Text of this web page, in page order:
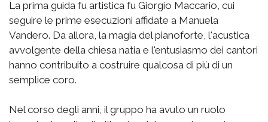
La prima guida fu artistica fu Giorgio Maccario, cui
seguire le prime esecuzioni affidate a Manuela
Vandero. Da allora, la magia del pianoforte, l'acustica
avvolgente della chiesa natia e l'entusiasmo dei cantori
hanno contribuito a costruire qualcosa di più di un
semplice coro.
Nel corso degli anni, il gruppo ha avuto un ruolo